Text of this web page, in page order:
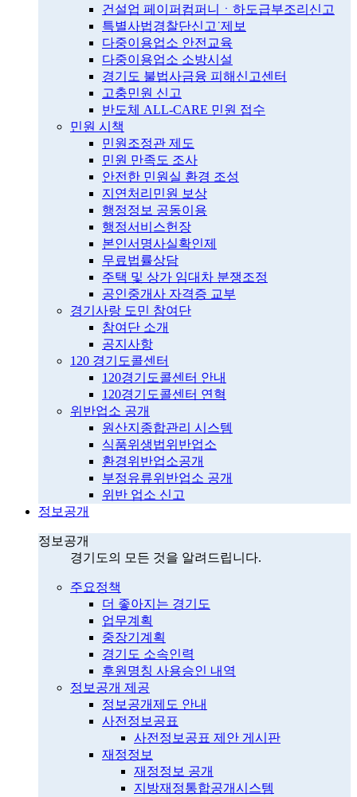
건설업 페이퍼컴퍼니ㆍ하도급부조리신고
특별사법경찰단신고˙제보
다중이용업소 안전교육
다중이용업소 소방시설
경기도 불법사금융 피해신고센터
고충민원 신고
반도체 ALL-CARE 민원 접수
민원 시책
민원조정관 제도
민원 만족도 조사
안전한 민원실 환경 조성
지연처리민원 보상
행정정보 공동이용
행정서비스헌장
본인서명사실확인제
무료법률상담
주택 및 상가 임대차 분쟁조정
공인중개사 자격증 교부
경기사랑 도민 참여단
참여단 소개
공지사항
120 경기도콜센터
120경기도콜센터 안내
120경기도콜센터 연혁
위반업소 공개
원산지종합관리 시스템
식품위생법위반업소
환경위반업소공개
부정유류위반업소 공개
위반 업소 신고
정보공개
정보공개
경기도의 모든 것을 알려드립니다.
주요정책
더 좋아지는 경기도
업무계획
중장기계획
경기도 소속인력
후원명칭 사용승인 내역
정보공개 제공
정보공개제도 안내
사전정보공표
사전정보공표 제안 게시판
재정정보
재정정보 공개
지방재정통합공개시스템